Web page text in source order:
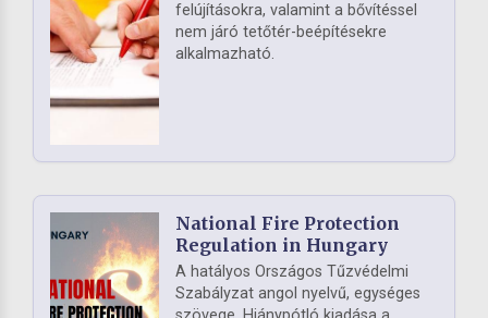
felújításokra, valamint a bővítéssel
nem járó tetőtér-beépítésekre
alkalmazható.
National Fire Protection
Regulation in Hungary
A hatályos Országos Tűzvédelmi
Szabályzat angol nyelvű, egységes